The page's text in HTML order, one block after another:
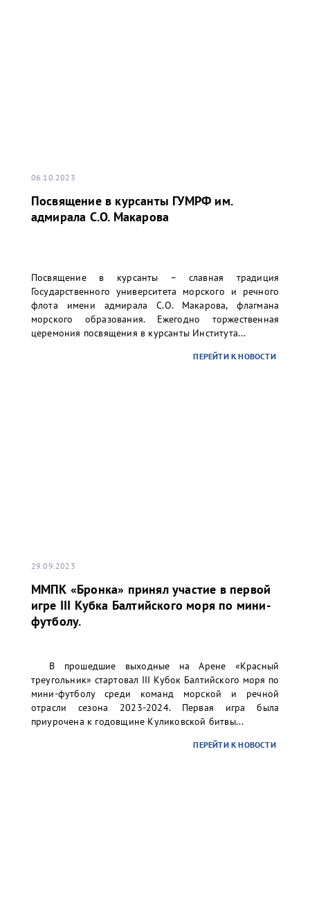
06.10.2023
Посвящение в курсанты ГУМРФ им.
адмирала С.О. Макарова
Посвящение в курсанты – славная традиция
Государственного университета морского и речного
флота имени адмирала С.О. Макарова, флагмана
морского образования. Ежегодно торжественная
церемония посвящения в курсанты Института...
ПЕРЕЙТИ К НОВОСТИ
29.09.2023
ММПК «Бронка» принял участие в первой
игре III Кубка Балтийского моря по мини-
футболу.
В прошедшие выходные на Арене «Красный
треугольник» стартовал III Кубок Балтийского моря по
мини-футболу среди команд морской и речной
отрасли сезона 2023-2024. Первая игра была
приурочена к годовщине Куликовской битвы...
ПЕРЕЙТИ К НОВОСТИ